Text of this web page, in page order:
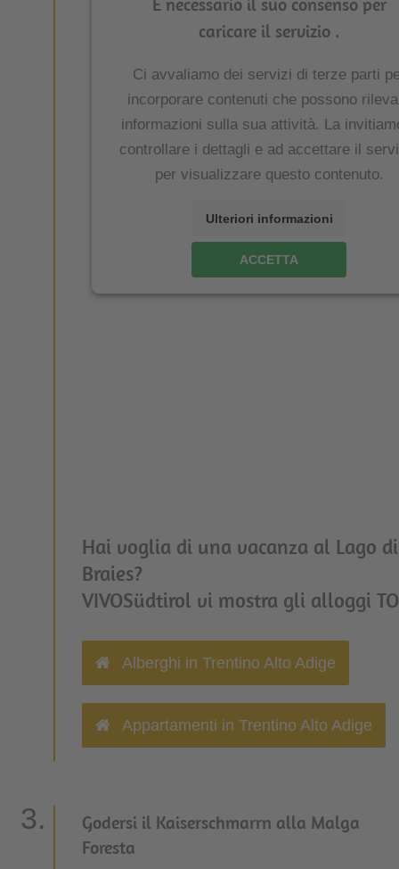
caricare il servizio .
Ci avvaliamo dei servizi di terze parti
incorporare contenuti che possono
informazioni sulla sua attività. La
controllare i dettagli e ad accettare il
per visualizzare questo contenuto.
Ulteriori informazioni
ACCETTA
Hai voglia di una vacanza al Lago di
Braies?
VIVOSüdtirol vi mostra gli alloggi
Alberghi in Trentino Alto Adige
Appartamenti in Trentino Alto Adige
Godersi il Kaiserschmarrn alla Malga
Foresta